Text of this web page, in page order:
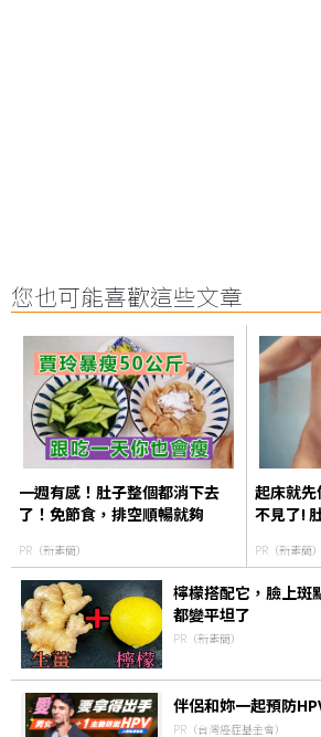
您也可能喜歡這些文章
一週有感！肚子整個都消下去
了！免節食，排空順暢就夠
PR（新素簡）
起床就
不見了!
PR（新素簡）
檸檬搭配它，臉上斑
都變平坦了
PR（新素簡）
伴侶和妳一起預防
PR（台灣癌症基金會）